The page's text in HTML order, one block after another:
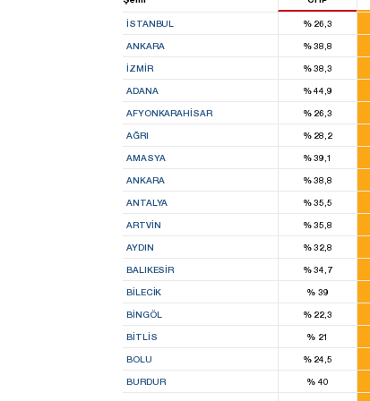
İSTANBUL %26,3
ANKARA %38,8
İZMIR %38,3
ADANA %44,9
AFYONKARAHISAR %26,3
AĞRI %28,2
AMASYA %39,1
ANKARA %38,8
ANTALYA %35,5
ARTVIN %35,8
AYDIN %32,8
BALIKESIR %34,7
BILECIK %39
BINGÖL %22,3
BITLIS %21
BOLU %24,5
BURDUR %40